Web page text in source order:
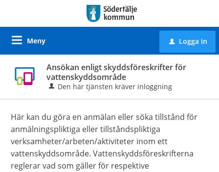
Meny u Logga in
Ansökan enligt skyddsföreskrifter för
vattenskyddsområde
Den här tjänsten kräver inloggning
Här kan du göra en anmälan eller söka tillstånd för
anmälningspliktiga eller tillståndspliktiga
verksamheter/arbeten/aktiviteter inom ett
vattenskyddsområde. Vattenskyddsföreskrifterna
reglerar vad som gäller för respektive